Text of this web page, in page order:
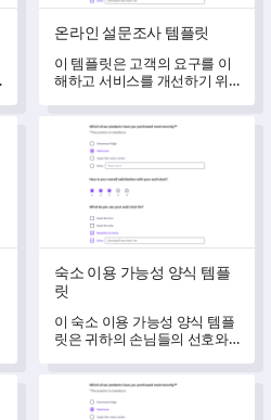
온라인 설문조사 템플릿
이 템플릿은 고객의 요구를 이
해하고 서비스를 개선하기 위
데 도움을 줍니다.
숙소 이용 가능성 양식 템플릿
숙소 이용 가능성 양식 템플
릿
이 숙소 이용 가능성 양식 템플
릿은 귀하의 손님들의 선호와
며, 숙소 서비스의 만족도와 경
험을 향상시킬 수 있는 방법을
보여줍니다.
예약 문의 양식 템플릿